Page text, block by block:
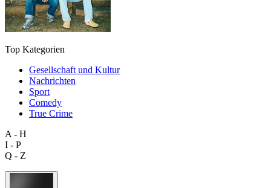
Top Kategorien
Gesellschaft und Kultur
Nachrichten
Sport
Comedy
True Crime
A - H
I - P
Q - Z